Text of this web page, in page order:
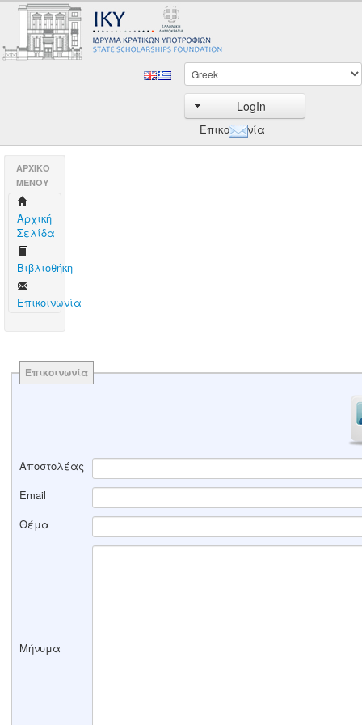
LogIn
Επικοινωνία
AΡΧΙΚΟ
ΜΕΝΟΥ
Aρχική
Σελίδα
Βιβλιοθήκη
Επικοινωνία
Επικοινωνία
Αποστολέας
Email
Θέμα
Μήνυμα